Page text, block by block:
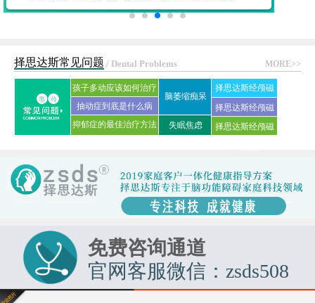
MORE>>
择思达斯常见问题 / Dental Problems
孩子多动应该如何治疗
抽动症到底是什么病
抑郁症的最佳治疗方法
脑萎缩痴呆
失眠焦虑
择思达斯经颅磁
刺激仪常见问答
择思达斯经颅磁
家用品牌
择思达斯经颅磁
免费咨询通道
官网客服微信：zsds508